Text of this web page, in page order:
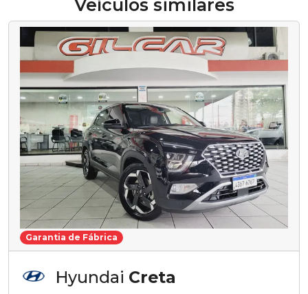
Veículos similares
Garantia de Fábrica
Hyundai Creta